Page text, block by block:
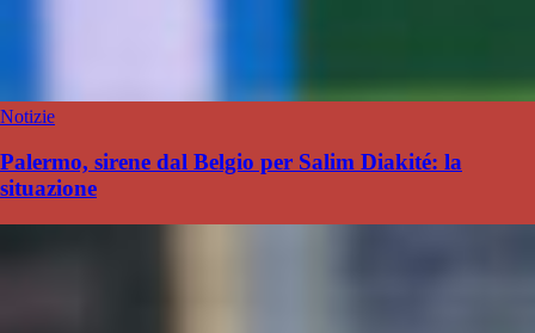
Notizie
Palermo, sirene dal Belgio per Salim Diakité: la
situazione